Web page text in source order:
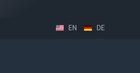
EN DE